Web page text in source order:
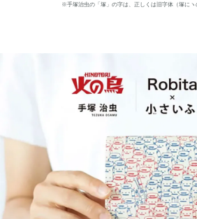
※手塚治虫の「塚」の字は、正しくは旧字体（塚に